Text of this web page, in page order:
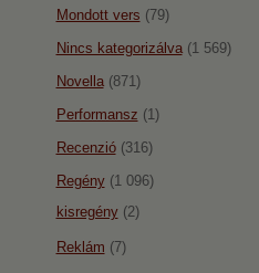
Mondott vers (79)
Nincs kategorizálva(1 569)
Novella(871)
Performansz (1)
Recenzió(316)
Regény(1 096)
kisregény(2)
Reklám (7)